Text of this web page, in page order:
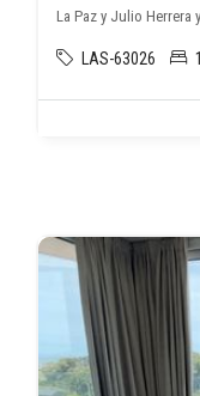
La Paz y Julio Herrera
LAS-63026 1